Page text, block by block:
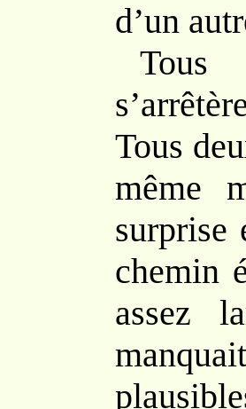
d’un
Tous
même
surprise
chemin
assez